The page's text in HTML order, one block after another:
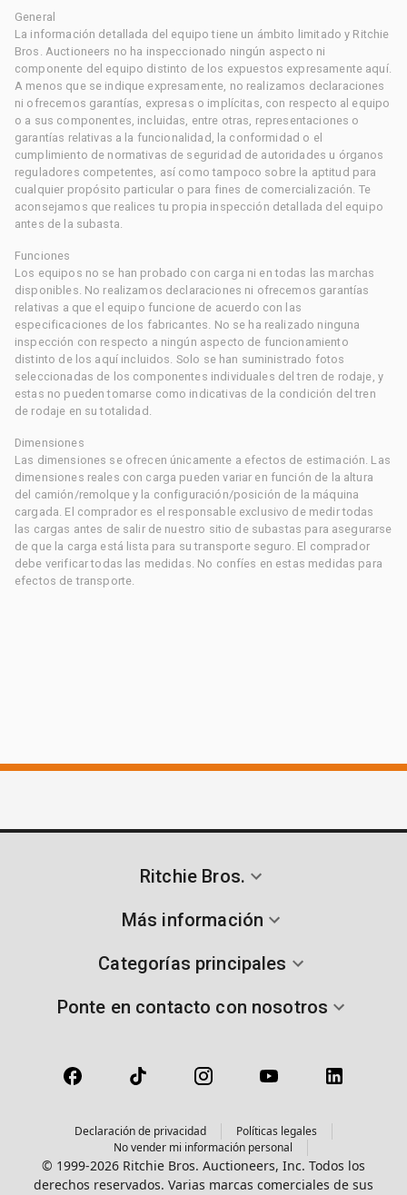
General
La información detallada del equipo tiene un ámbito limitado y Ritchie
Bros. Auctioneers no ha inspeccionado ningún aspecto ni
componente del equipo distinto de los expuestos expresamente aquí.
A menos que se indique expresamente, no realizamos declaraciones
ni ofrecemos garantías, expresas o implícitas, con respecto al equipo
o a sus componentes, incluidas, entre otras, representaciones o
garantías relativas a la funcionalidad, la conformidad o el
cumplimiento de normativas de seguridad de autoridades u órganos
reguladores competentes, así como tampoco sobre la aptitud para
cualquier propósito particular o para fines de comercialización. Te
aconsejamos que realices tu propia inspección detallada del equipo
antes de la subasta.
Funciones
Los equipos no se han probado con carga ni en todas las marchas
disponibles. No realizamos declaraciones ni ofrecemos garantías
relativas a que el equipo funcione de acuerdo con las
especificaciones de los fabricantes. No se ha realizado ninguna
inspección con respecto a ningún aspecto de funcionamiento
distinto de los aquí incluidos. Solo se han suministrado fotos
seleccionadas de los componentes individuales del tren de rodaje, y
estas no pueden tomarse como indicativas de la condición del tren
de rodaje en su totalidad.
Dimensiones
Las dimensiones se ofrecen únicamente a efectos de estimación. Las
dimensiones reales con carga pueden variar en función de la altura
del camión/remolque y la configuración/posición de la máquina
cargada. El comprador es el responsable exclusivo de medir todas
las cargas antes de salir de nuestro sitio de subastas para asegurarse
de que la carga está lista para su transporte seguro. El comprador
debe verificar todas las medidas. No confíes en estas medidas para
efectos de transporte.
Ritchie Bros.
Más información
Categorías principales
Ponte en contacto con nosotros
Declaración de privacidad
Políticas legales
No vender mi información personal
© 1999-2026 Ritchie Bros. Auctioneers, Inc. Todos los
derechos reservados. Varias marcas comerciales de sus